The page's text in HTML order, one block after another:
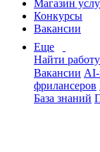
Магазин
Конкурсы
Вакансии
Еще
Найти работу
Вакансии
фрилансеров
База знаний